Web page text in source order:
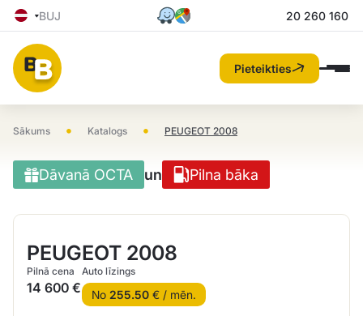
BUJ 20 260 160
Pieteikties
Sākums • Katalogs • PEUGEOT 2008
Dāvanā OCTA un Pilna bāka
PEUGEOT 2008
Pilnā cena
14 600 €
Auto līzings
No 255.50€ / mēn.